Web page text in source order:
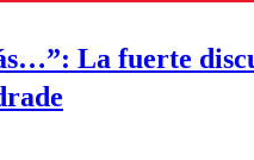
La fuerte